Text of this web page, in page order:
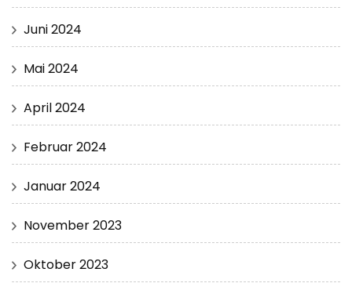
Juni 2024
Mai 2024
April 2024
Februar 2024
Januar 2024
November 2023
Oktober 2023